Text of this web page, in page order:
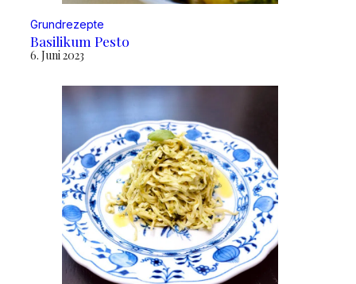
Grundrezepte
Basilikum Pesto
6. Juni 2023